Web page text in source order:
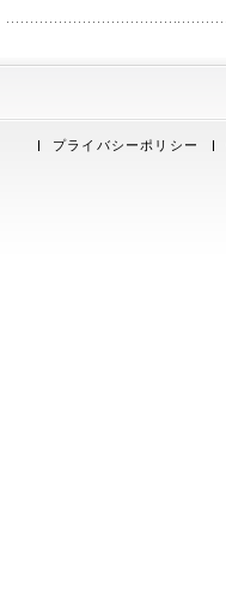
プライバシーポリシー